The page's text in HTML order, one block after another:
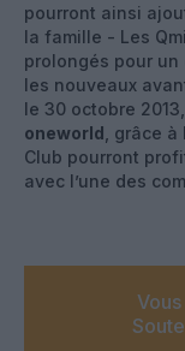
pourront ainsi
la famille - Les
prolongés pour
les nouveaux
le 30 octobre
oneworld , grâce
Club pourront
avec l’une des